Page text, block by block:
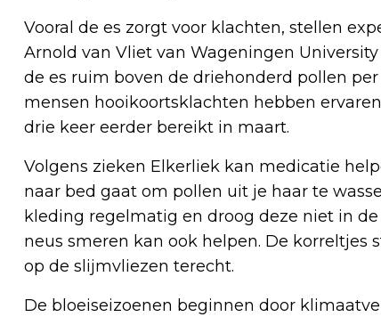
Vooral de es zorgt voor klachten, stellen
Arnold van Vliet van Wageningen
de es ruim boven de driehonderd pollen
mensen hooikoortsklachten hebben
drie keer eerder bereikt in maart.
Volgens zieken Elkerliek kan medicatie
naar bed gaat om pollen uit je haar te
kleding regelmatig en droog deze niet in
neus smeren kan ook helpen. De
op de slijmvliezen terecht.
De bloeiseizoenen beginnen door